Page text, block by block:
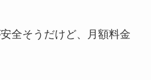
全そうだけど、月額料金